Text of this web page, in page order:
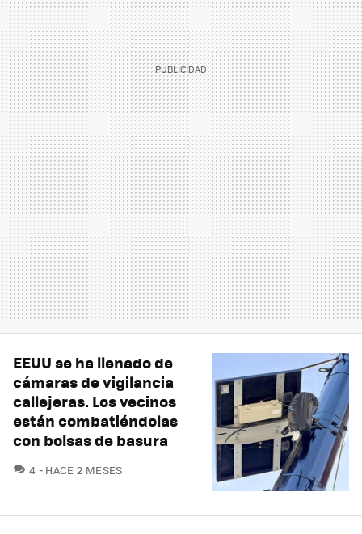
EEUU se ha llenado de
cámaras de vigilancia
callejeras. Los vecinos
están combatiéndolas
con bolsas de basura
4 COMENTARIOS
HACE 2 MESES